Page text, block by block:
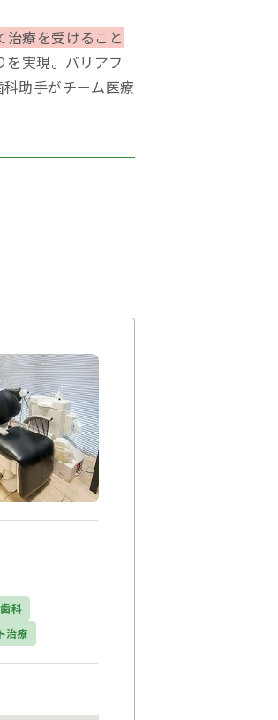
療を受けること
実現。バリアフ
助手がチーム医療
科
治療